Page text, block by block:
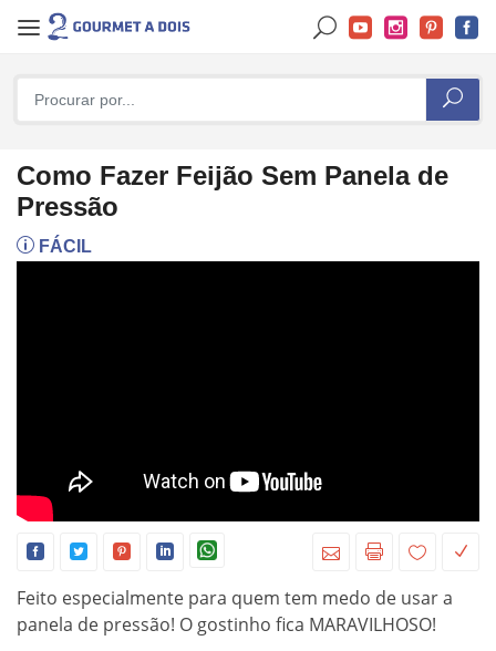
Como Fazer Feijão Sem Panela de
Pressão
FÁCIL
Feito especialmente para quem tem medo de usar a
panela de pressão! O gostinho fica MARAVILHOSO!